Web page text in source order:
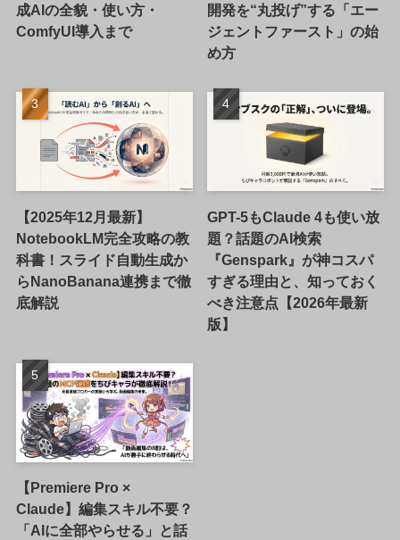
成AIの全貌・使い方・
ComfyUI導入まで
開発を“丸投げ”する「エー
ジェントファースト」の始
め方
【2025年12月最新】
NotebookLM完全攻略の教
科書！スライド自動生成か
らNanoBanana連携まで徹
底解説
GPT-5もClaude 4も使い放
題？話題のAI検索
『Genspark』が神コスパ
すぎる理由と、知っておく
べき注意点【2026年最新
版】
【Premiere Pro ×
Claude】編集スキル不要？
「AIに全部やらせる」と話